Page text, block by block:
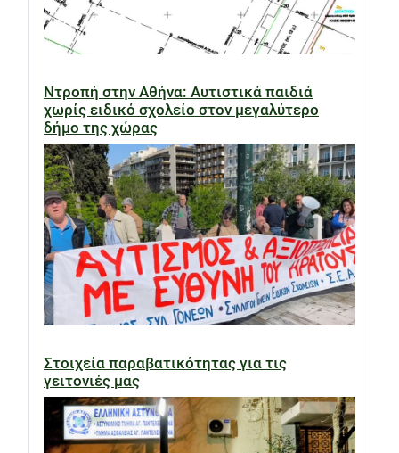
Ντροπή στην Αθήνα: Αυτιστικά παιδιά
χωρίς ειδικό σχολείο στον μεγαλύτερο
δήμο της χώρας
Στοιχεία παραβατικότητας για τις
γειτονιές μας